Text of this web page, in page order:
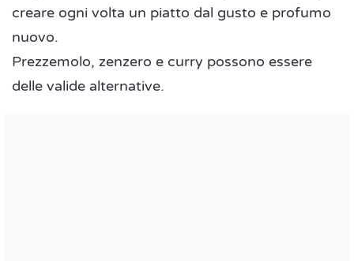
creare ogni volta un piatto dal gusto e profumo
nuovo.
Prezzemolo, zenzero e curry possono essere
delle valide alternative.